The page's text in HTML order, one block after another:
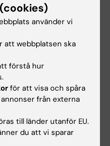
biträdande lektor i
kliniska orala
vetenskaper
Som ett led i Karolinska
Institutets rekordstora
internationella…
använder vi
att webbplatsen ska
förstå hur
för att visa och spåra
från externa
till länder utanför EU.
du att vi sparar